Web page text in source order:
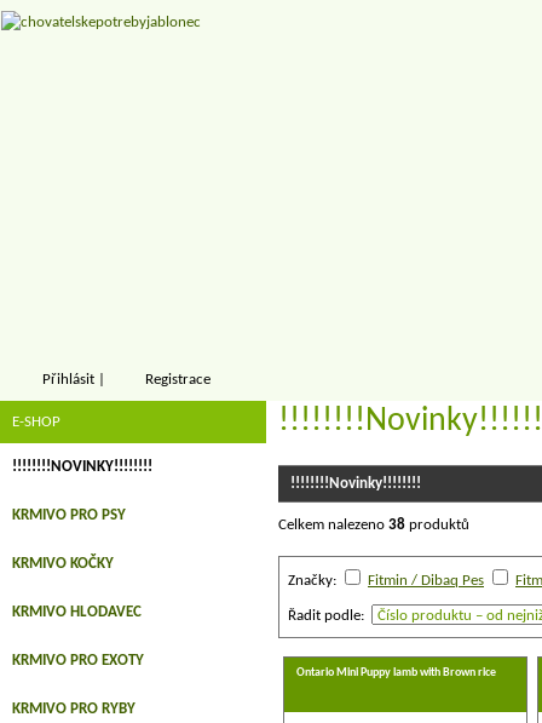
Přihlásit Registrace
!!!!!!!!Novinky!!!!!!!!
Celkem nalezeno 38 produktů
Značky: Fitmin / Dibaq Pes
Řadit podle:
Ontario Mini Puppy lamb with Brown rice
E-SHOP
!!!!!!!!NOVINKY!!!!!!!!
KRMIVO PRO PSY
KRMIVO KOČKY
KRMIVO HLODAVEC
KRMIVO PRO EXOTY
KRMIVO PRO RYBY